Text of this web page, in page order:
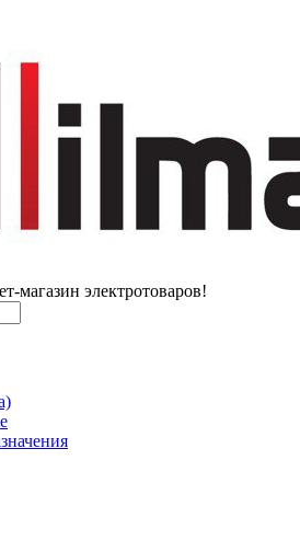
электротоваров!